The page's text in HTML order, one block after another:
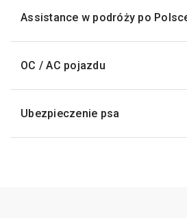
Assistance w podróży po
OC / AC pojazdu
Ubezpieczenie psa